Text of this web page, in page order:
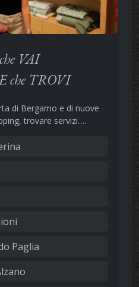
VAI
che TROVI
di Bergamo e di nuove
trovare servizi….
Paglia